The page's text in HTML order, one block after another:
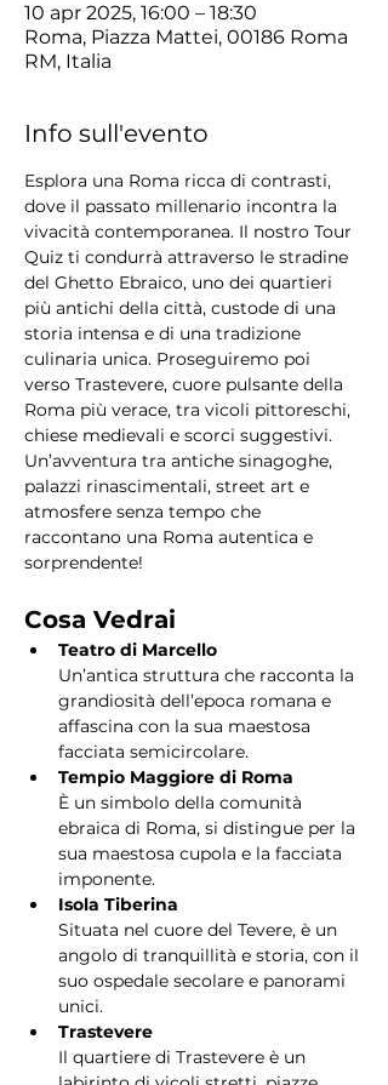
10 apr 2025, 16:00 – 18:30
Roma, Piazza Mattei, 00186 Roma
RM, Italia
Info sull'evento
Esplora una Roma ricca di contrasti,
dove il passato millenario incontra la
vivacità contemporanea. Il nostro Tour
Quiz ti condurrà attraverso le stradine
del Ghetto Ebraico, uno dei quartieri
più antichi della città, custode di una
storia intensa e di una tradizione
culinaria unica. Proseguiremo poi
verso Trastevere, cuore pulsante della
Roma più verace, tra vicoli pittoreschi,
chiese medievali e scorci suggestivi.
Un’avventura tra antiche sinagoghe,
palazzi rinascimentali, street art e
atmosfere senza tempo che
raccontano una Roma autentica e
sorprendente!
Cosa Vedrai
Teatro di Marcello
Un’antica struttura che racconta la
grandiosità dell’epoca romana e
affascina con la sua maestosa
facciata semicircolare.
Tempio Maggiore di Roma
È un simbolo della comunità
ebraica di Roma, si distingue per la
sua maestosa cupola e la facciata
imponente.
Isola Tiberina
Situata nel cuore del Tevere, è un
angolo di tranquillità e storia, con il
suo ospedale secolare e panorami
unici.
Trastevere
Il quartiere di Trastevere è un